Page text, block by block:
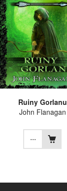
Ruiny Gorlanu
John Flanagan
...